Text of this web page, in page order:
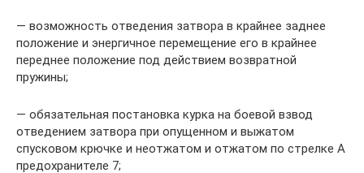
— возможность отведения затвора в крайнее заднее
положение и энергичное перемещение его в крайнее
переднее положение под действием возвратной
пружины;
— обязательная постановка курка на боевой взвод
отведением затвора при опущенном и выжатом
спусковом крючке и неотжатом и отжатом по стрелке А
предохранителе 7;